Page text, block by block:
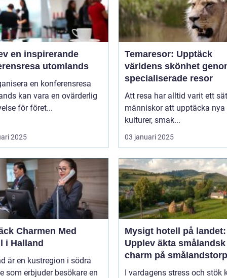
en inspirerande
utomlands
en konferensresa
kan vara en ovärderlig
för föret...
2025
Temaresor: Upptäck
världens skönhet
specialiserade resor
Att resa har alltid varit ett
människor att upptäcka nya
kulturer, smak...
03 januari 2025
Charmen Med
i Halland
är en kustregion i södra
som erbjuder besökare en
Mysigt hotell på landet:
Upplev äkta smålandsk
charm på
I vardagens stress och stök